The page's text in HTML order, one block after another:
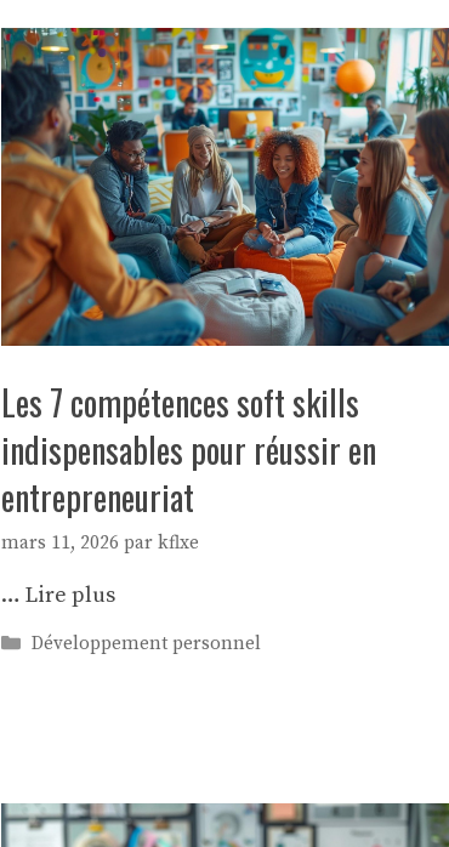
Les 7 compétences soft skills
indispensables pour réussir en
entrepreneuriat
mars 11, 2026 parkflxe
…Lire plus
Catégories
Développement personnel